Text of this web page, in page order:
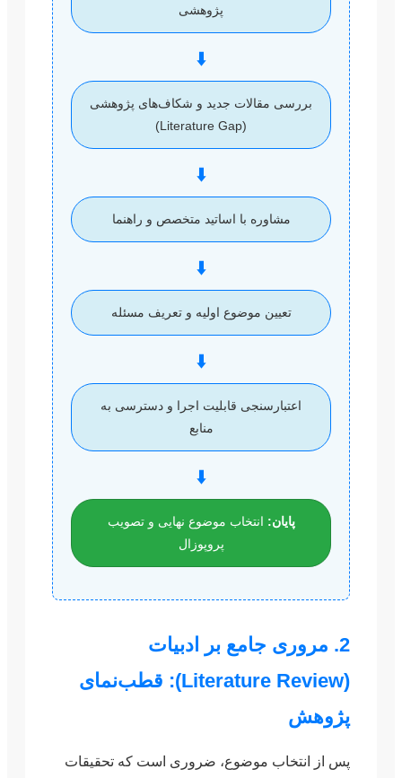
پژوهشی
⬇️
بررسی مقالات جدید و شکاف‌های پژوهشی
(Literature Gap)
⬇️
مشاوره با اساتید متخصص و راهنما
⬇️
تعیین موضوع اولیه و تعریف مسئله
⬇️
اعتبارسنجی قابلیت اجرا و دسترسی به
منابع
⬇️
پایان: انتخاب موضوع نهایی و تصویب
پروپوزال
2. مروری جامع بر ادبیات
(Literature Review): قطب‌نمای
پژوهش
پس از انتخاب موضوع، ضروری است که تحقیقات